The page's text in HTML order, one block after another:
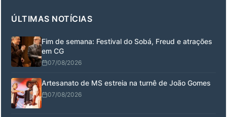
ÚLTIMAS NOTÍCIAS
Fim de semana: Festival do Sobá, Freud e atrações
em CG
07/08/2026
Artesanato de MS estreia na turnê de João Gomes
07/08/2026